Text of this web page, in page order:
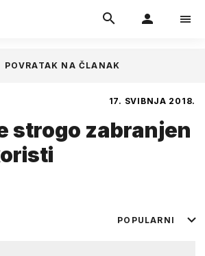
17. SVIBNJA 2018.
strogo zabranjen
POVRATAK NA ČLANAK
POPULARNI